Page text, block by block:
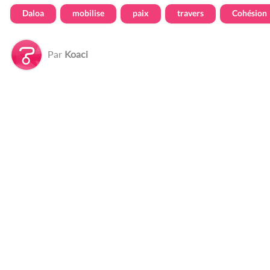
Daloa mobilise paix travers Cohésion
Par Koaci